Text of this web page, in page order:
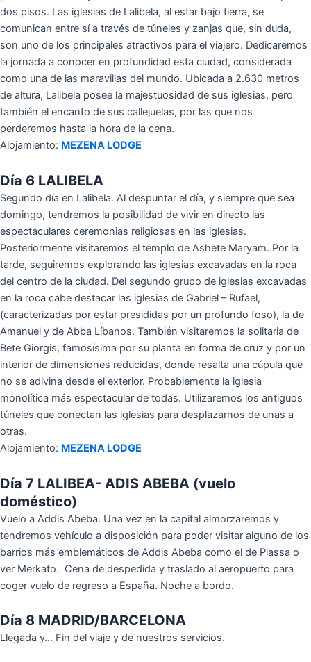
dos pisos. Las iglesias de Lalibela, al estar bajo tierra, se
comunican entre sí a través de túneles y zanjas que, sin duda,
son uno de los principales atractivos para el viajero. Dedicaremos
la jornada a conocer en profundidad esta ciudad, considerada
como una de las maravillas del mundo. Ubicada a 2.630 metros
de altura, Lalibela posee la majestuosidad de sus iglesias, pero
también el encanto de sus callejuelas, por las que nos
perderemos hasta la hora de la cena.
Alojamiento: MEZENA LODGE
Día 6 LALIBELA
Segundo día en Lalibela. Al despuntar el día, y siempre que sea
domingo, tendremos la posibilidad de vivir en directo las
espectaculares ceremonias religiosas en las iglesias.
Posteriormente visitaremos el templo de Ashete Maryam. Por la
tarde, seguiremos explorando las iglesias excavadas en la roca
del centro de la ciudad. Del segundo grupo de iglesias excavadas
en la roca cabe destacar las iglesias de Gabriel – Rufael,
(caracterizadas por estar presididas por un profundo foso), la de
Amanuel y de Abba Líbanos. También visitaremos la solitaria de
Bete Giorgis, famosísima por su planta en forma de cruz y por un
interior de dimensiones reducidas, donde resalta una cúpula que
no se adivina desde el exterior. Probablemente la iglesia
monolítica más espectacular de todas. Utilizaremos los antiguos
túneles que conectan las iglesias para desplazarnos de unas a
otras.
Alojamiento: MEZENA LODGE
Día 7 LALIBEA- ADIS ABEBA (vuelo
doméstico)
Vuelo a Addis Abeba. Una vez en la capital almorzaremos y
tendremos vehículo a disposición para poder visitar alguno de los
barrios más emblemáticos de Addis Abeba como el de Piassa o
ver Merkato. Cena de despedida y traslado al aeropuerto para
coger vuelo de regreso a España. Noche a bordo.
Día 8 MADRID/BARCELONA
Llegada y… Fin del viaje y de nuestros servicios.